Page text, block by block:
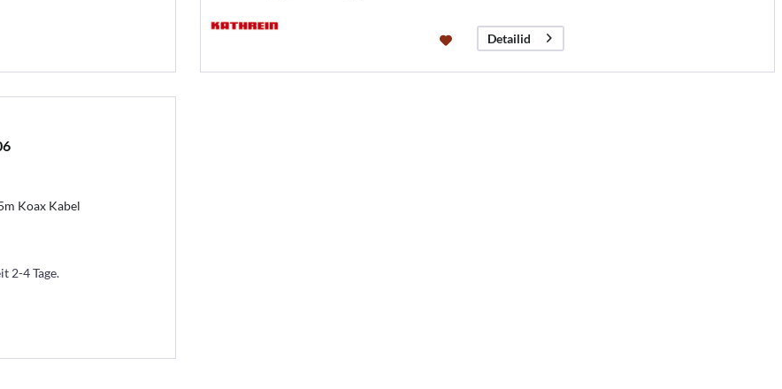
Detailid
Koax Kabel
2-4 Tage.